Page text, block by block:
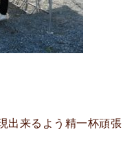
出来るよう精一杯頑張